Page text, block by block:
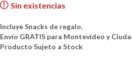
Sin existencias
Incluye Snacks de regalo.
Envío GRATIS para Montevideo y
Producto Sujeto a Stock